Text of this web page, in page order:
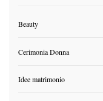
Beauty
Cerimonia Donna
Idee matrimonio